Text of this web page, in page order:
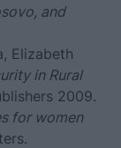
and
Elizabeth
in Rural
2009.
for women